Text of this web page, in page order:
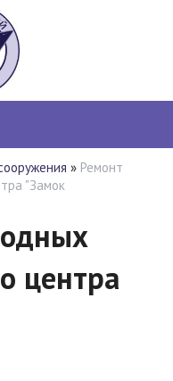
» Ремонт
"Замок
центра